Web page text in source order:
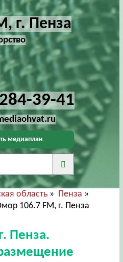
г. Пенза
39-41
медиаплан
область » Пенза »
106.7 FM, г. Пенза
Пенза.